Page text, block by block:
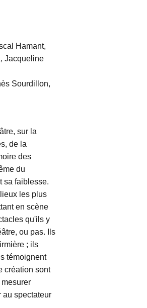
Hamant,
Jacqueline
Sourdillon,
sur la
de la
des
du
sa faiblesse.
les plus
en scène
qu'ils y
ou pas. Ils
; ils
témoignent
création sont
au spectateur